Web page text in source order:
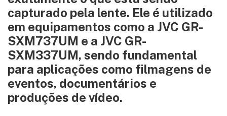
capturado pela lente. Ele é utilizado
em equipamentos como a JVC GR-
SXM737UM e a JVC GR-
SXM337UM, sendo fundamental
para aplicações como filmagens de
eventos, documentários e
produções de vídeo.